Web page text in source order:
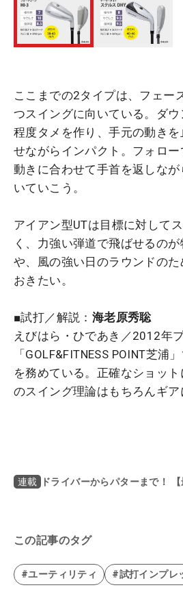
ここまでの2タイプは、フェー
つスイングに向いている。ダ
程度タメを作り、手元の動き
せながらインパクト。フォロ
動きに合わせて手首を返しな
いていこう。
アイアン型UTは目標に対して
く、力強い弾道で飛ばせるの
や、風の強い日のラウンドの
おきたい。
■試打／解説： 海老原秀聡
えびはら・ひであき／2012年
「GOLF&FITNESS POINT芝浦
を務めている。正確なショッ
のスイング理論はもちろんギ
連載 ドライバーからパターまで！
この記事のタグ
#ユーティリティ #試打インプレ